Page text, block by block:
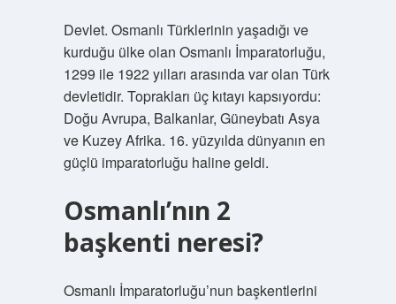
Devlet. Osmanlı Türklerinin yaşadığı ve
kurduğu ülke olan Osmanlı İmparatorluğu,
1299 ile 1922 yılları arasında var olan Türk
devletidir. Toprakları üç kıtayı kapsıyordu:
Doğu Avrupa, Balkanlar, Güneybatı Asya
ve Kuzey Afrika. 16. yüzyılda dünyanın en
güçlü imparatorluğu haline geldi.
Osmanlı’nın 2
başkenti neresi?
Osmanlı İmparatorluğu’nun başkentlerini